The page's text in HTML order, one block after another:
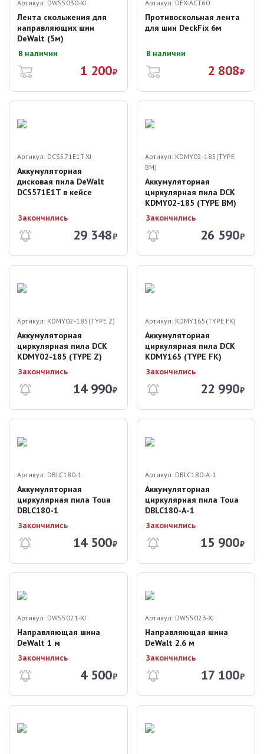
Артикул: DWS5030-XJ
Лента скольжения для
направляющих шин
DeWalt (5м)
В наличии
1 200₽
Артикул: DFX-ACT60
Противоскольная лента
для шин DeckFix 6м
В наличии
2 808₽
Артикул: DCS571E1T-XJ
Аккумуляторная
дисковая пила DeWalt
DCS571E1T в кейсе
Закончились
29 348₽
Артикул: KDMY02-185(TYPE
BM)
Аккумуляторная
циркулярная пила DCK
KDMY02-185 (TYPE BM)
Закончились
26 590₽
Артикул: KDMY02-185(TYPE Z)
Аккумуляторная
циркулярная пила DCK
KDMY02-185 (TYPE Z)
Закончились
14 990₽
Артикул: KDMY165(TYPE FK)
Аккумуляторная
циркулярная пила DCK
KDMY165 (TYPE FK)
Закончились
22 990₽
Артикул: DBLC180-1
Аккумуляторная
циркулярная пила Toua
DBLC180-1
Закончились
14 500₽
Артикул: DBLC180-A-1
Аккумуляторная
циркулярная пила Toua
DBLC180-А-1
Закончились
15 900₽
Артикул: DWS5021-XJ
Направляющая шина
DeWalt 1 м
Закончились
4 500₽
Артикул: DWS5023-XJ
Направляющая шина
DeWalt 2.6 м
Закончились
17 100₽